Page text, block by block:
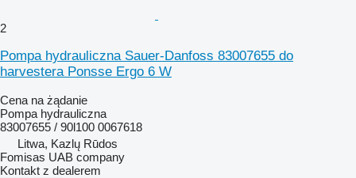
2
Pompa hydrauliczna Sauer-Danfoss 83007655 do
harvestera Ponsse Ergo 6 W
Cena na żądanie
Pompa hydrauliczna
83007655 / 90l100 0067618
Litwa, Kazlų Rūdos
Fomisas UAB company
Kontakt z dealerem